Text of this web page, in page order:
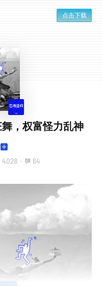
点击下载
，权富怪力乱神
4028 · 64